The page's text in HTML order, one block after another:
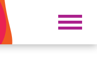
sem jaz Razpri